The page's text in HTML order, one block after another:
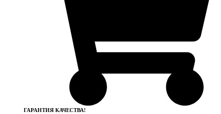
ГАРАНТИЯ КАЧЕСТВА!